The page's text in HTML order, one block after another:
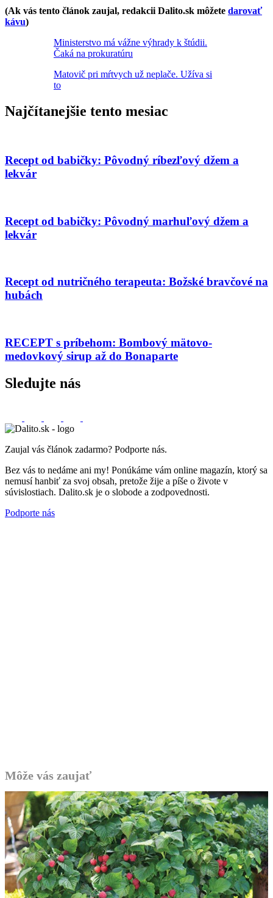
(Ak vás tento článok zaujal, redakcii Dalito.sk môžete darovať
kávu)
Ministerstvo má vážne výhrady k štúdii.
Čaká na prokuratúru
Matovič pri mŕtvych už neplače. Užíva si
to
Najčítanejšie tento mesiac
Recept od babičky: Pôvodný ríbezľový džem a
lekvár
Recept od babičky: Pôvodný marhuľový džem a
lekvár
Recept od nutričného terapeuta: Božské bravčové na
hubách
RECEPT s príbehom: Bombový mätovo-
medovkový sirup až do Bonaparte
Sledujte nás
Zaujal vás článok zadarmo? Podporte nás.
Bez vás to nedáme ani my! Ponúkáme vám online magazín, ktorý sa
nemusí hanbiť za svoj obsah, pretože žije a píše o živote v
súvislostiach. Dalito.sk je o slobode a zodpovednosti.
Podporte nás
Môže vás zaujať